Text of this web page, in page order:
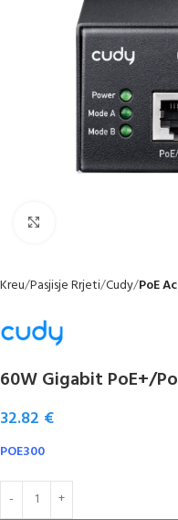
Kreu Pasjisje Rrjeti Cudy PoE
60W Gigabit PoE+/
32.82 €
POE300